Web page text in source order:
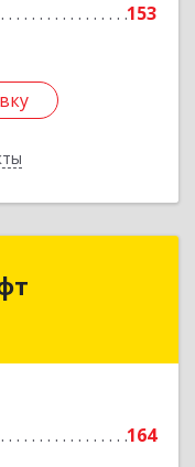
153
Подробнее
164
Софт
Курганинск г,